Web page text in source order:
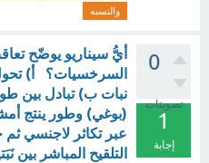
والنسبه
0
تصويتات
1
إجابة
أيُّ سيناريو يوضّح
السرخسيات؟ أ)
نبات ب) تبادل بين
(بوغي) وطور ينتج
عبر تكاثر لاجنسي
التلقيح المباشر بين